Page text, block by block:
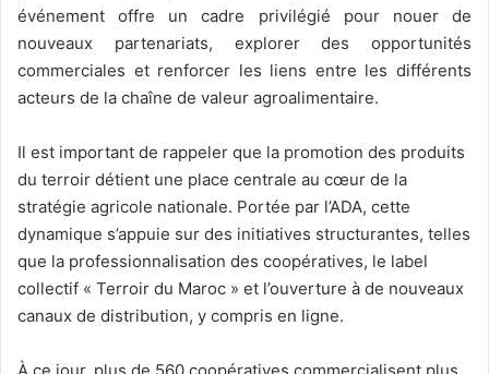
événement offre un cadre privilégié pour nouer de
nouveaux partenariats, explorer des opportunités
commerciales et renforcer les liens entre les différents
acteurs de la chaîne de valeur agroalimentaire.
Il est important de rappeler que la promotion des produits
du terroir détient une place centrale au cœur de la
stratégie agricole nationale. Portée par l’ADA, cette
dynamique s’appuie sur des initiatives structurantes, telles
que la professionnalisation des coopératives, le label
collectif « Terroir du Maroc » et l’ouverture à de nouveaux
canaux de distribution, y compris en ligne.